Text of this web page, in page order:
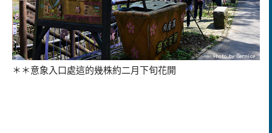
＊＊意象入口處這的幾株約二月下旬花開